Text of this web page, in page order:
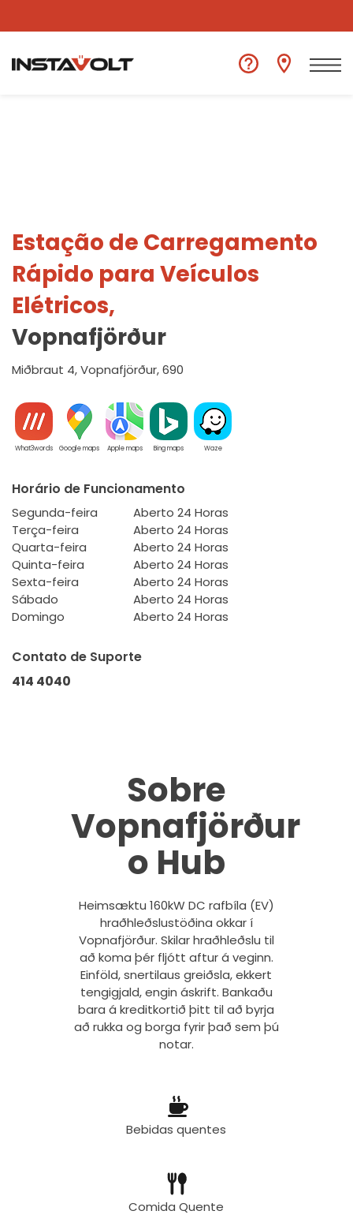
Ver outra localização
Estação de Carregamento
Rápido para Veículos
Elétricos,
Vopnafjörður
Miðbraut 4, Vopnafjörður, 690
What3words Google maps Apple maps Bing maps Waze
Horário de Funcionamento
Segunda-feira
Aberto 24 Horas
Terça-feira
Aberto 24 Horas
Quarta-feira
Aberto 24 Horas
Quinta-feira
Aberto 24 Horas
Sexta-feira
Aberto 24 Horas
Sábado
Aberto 24 Horas
Domingo
Aberto 24 Horas
Contato de Suporte
414 4040
Sobre
Vopnafjörður
o Hub
Heimsæktu 160kW DC rafbíla (EV)
hraðhleðslustöðina okkar í
Vopnafjörður. Skilar hraðhleðslu til
að koma þér fljótt aftur á veginn.
Einföld, snertilaus greiðsla, ekkert
tengigjald, engin áskrift. Bankaðu
bara á kreditkortið þitt til að byrja
að rukka og borga fyrir það sem þú
notar.
Bebidas quentes
Comida Quente